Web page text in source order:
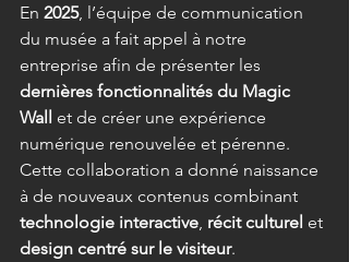
En 2025, l’équipe de communication
du musée a fait appel à notre
entreprise afin de présenter les
dernières fonctionnalités du Magic
Wall et de créer une expérience
numérique renouvelée et pérenne.
Cette collaboration a donné naissance
à de nouveaux contenus combinant
technologie interactive récit culturel et
design centré sur le visiteur.